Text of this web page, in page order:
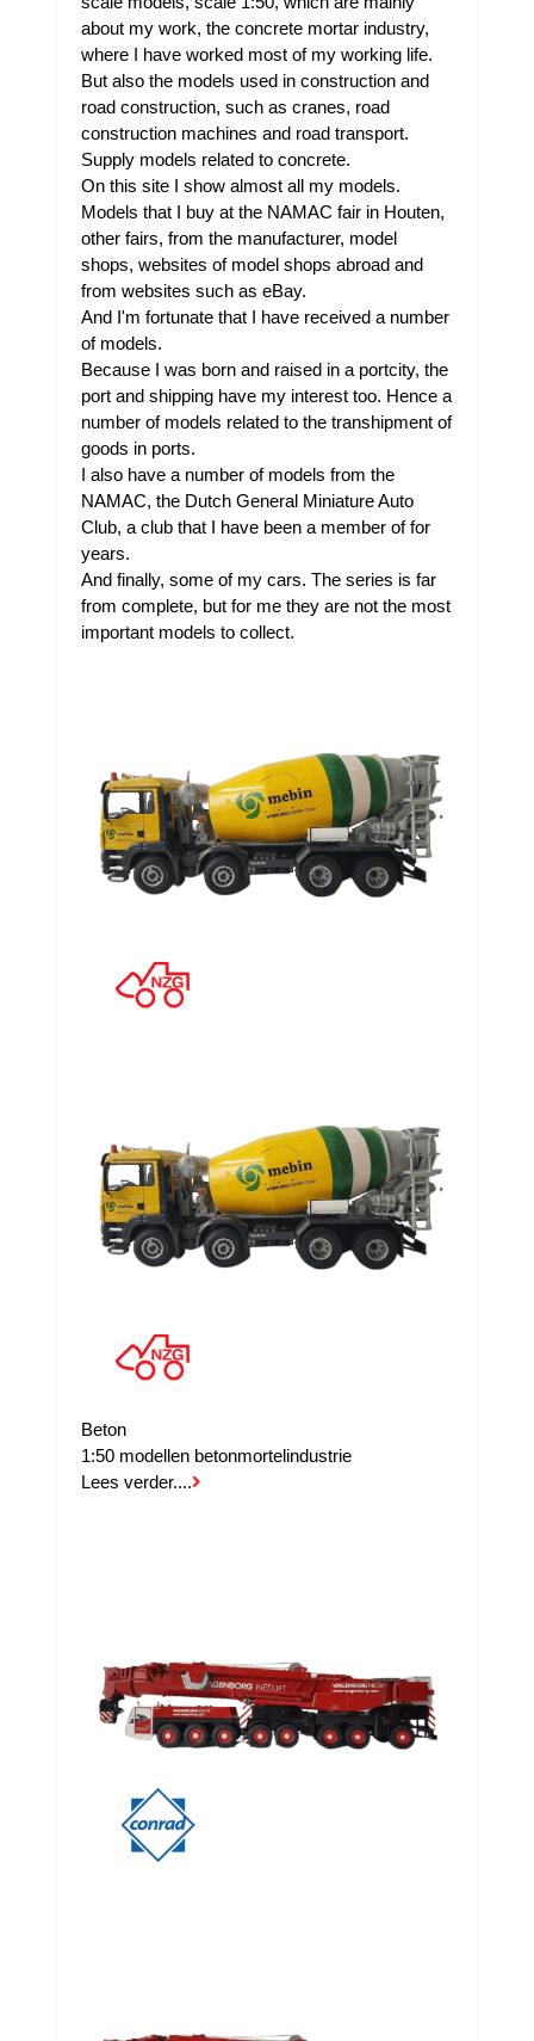
about my work, the concrete mortar industry,
where I have worked most of my working life.
But also the models used in construction and
road construction, such as cranes, road
construction machines and road transport.
Supply models related to concrete.
On this site I show almost all my models.
Models that I buy at the NAMAC fair in Houten,
other fairs, from the manufacturer, model
shops, websites of model shops abroad and
from websites such as eBay.
And I'm fortunate that I have received a number
of models.
Because I was born and raised in a portcity, the
port and shipping have my interest too. Hence a
number of models related to the transhipment of
goods in ports.
I also have a number of models from the
NAMAC, the Dutch General Miniature Auto
Club, a club that I have been a member of for
years.
And finally, some of my cars. The series is far
from complete, but for me they are not the most
important models to collect.
Beton
1:50 modellen betonmortelindustrie
Lees verder....